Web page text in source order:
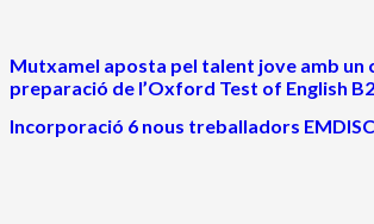
Mutxamel aposta pel talent jove amb un
preparació de l’Oxford Test of English
Incorporació 6 nous treballadors EMDISC